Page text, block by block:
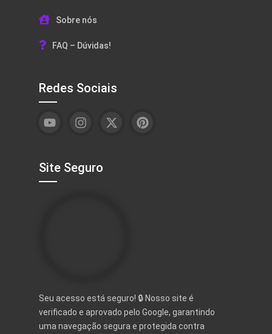
Sobre nós
FAQ – Dúvidas!
Redes Sociais
Site Seguro
Seu acesso está seguro! 🔒 Nosso site é
verificado e aprovado pelo Google, garantindo
uma navegação segura e protegida contra